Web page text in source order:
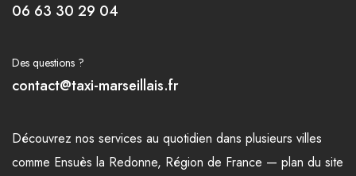
06 63 30 29 04
Des questions ?
contact@taxi-marseillais.fr
Découvrez nos services au quotidien dans plusieurs villes
comme Ensuès la Redonne, Région de France — plan du site